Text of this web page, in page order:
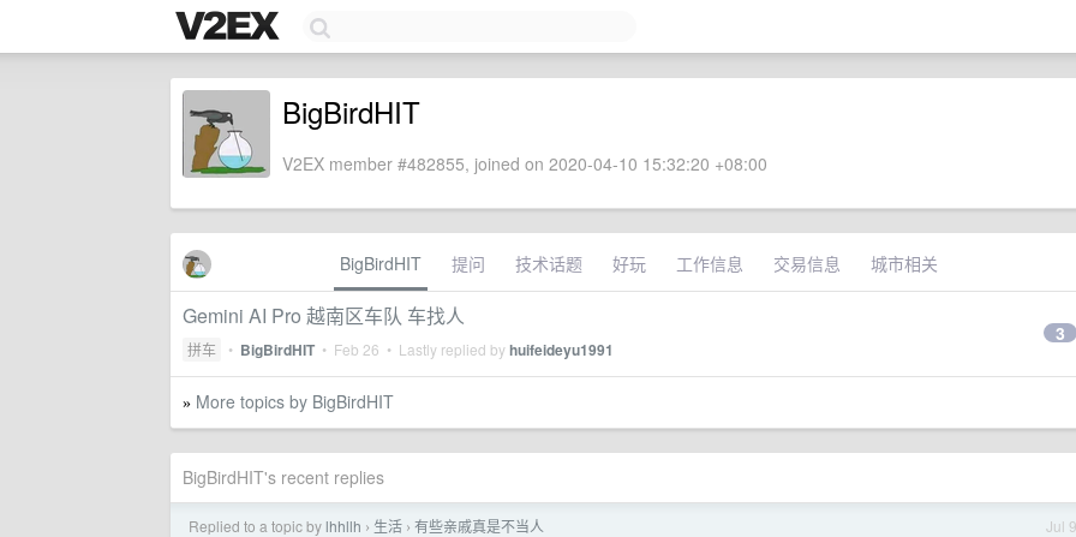
BigBirdHIT
V2EX member #482855, joined on 2020-04-10 15:32:20 +08:00
BigBirdHIT 提问 技术话题 好玩 工作信息 交易信息 城市相关
Gemini AI Pro 越南区车队 车找人
拼车 • BigBirdHIT • Feb 26 • Lastly replied byhuifeideyu1991
3
» More topics by BigBirdHIT
BigBirdHIT's recent replies
Jul 9
Replied to a topic by lhhllh › 生活 › 有些亲戚真是不当人